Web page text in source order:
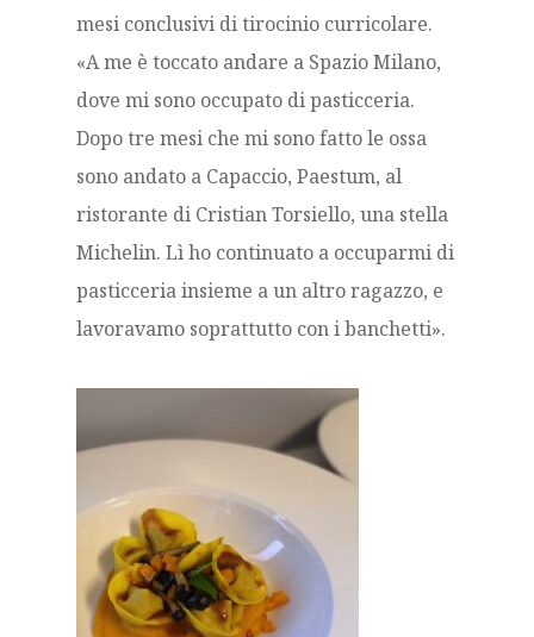
mesi conclusivi di tirocinio curricolare.
«A me è toccato andare a Spazio Milano,
dove mi sono occupato di pasticceria.
Dopo tre mesi che mi sono fatto le ossa
sono andato a Capaccio, Paestum, al
ristorante di Cristian Torsiello, una stella
Michelin. Lì ho continuato a occuparmi di
pasticceria insieme a un altro ragazzo, e
lavoravamo soprattutto con i banchetti».